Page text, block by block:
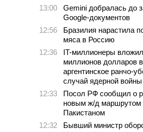
13:00
Gemini добралась до
Google-документов
12:56
Бразилия нарастила
мяса в Россию
12:36
IT-миллионеры
миллионов долларов в
аргентинское ранчо-
случай ядерной войны
12:33
Посол РФ сообщил о
новым ж/д маршрутом
Пакистаном
12:32
Бывший министр